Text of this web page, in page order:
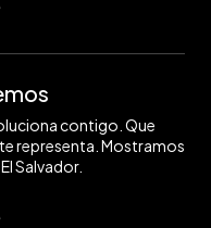
contigo. Que
representa. Mostramos
Salvador.